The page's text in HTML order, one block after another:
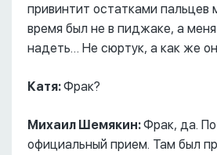
привинтит остатками пальцев
время был не в пиджаке, а
надеть… Не сюртук, а как же
Катя:Фрак?
Михаил Шемякин:Фрак, да.
официальный прием. Там был